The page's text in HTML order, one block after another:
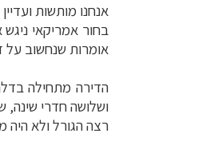
אנחנו מותשות
אומרות שנחשוב על
הדירה מתחילה
ושלושה חדרי שינה,
רצה הגורל ולא היה